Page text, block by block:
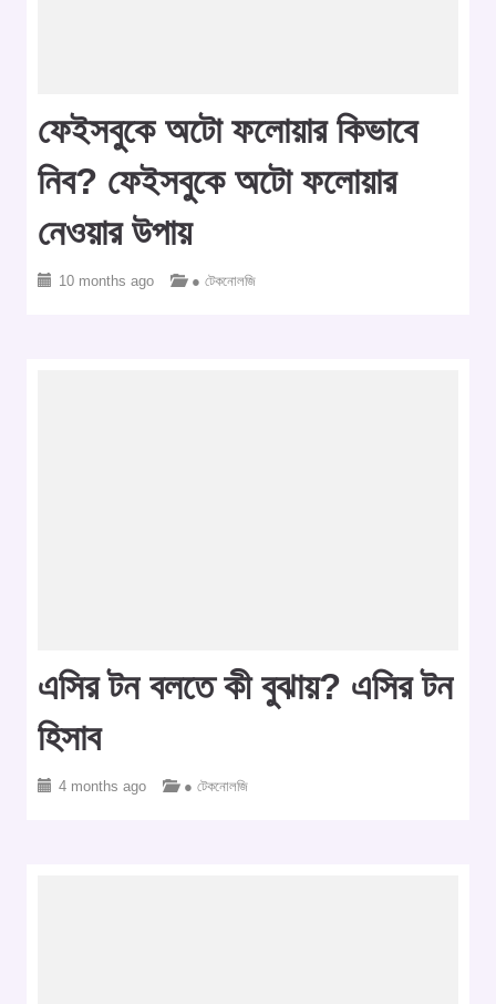
ফেইসবুকে অটো ফলোয়ার কিভাবে
নিব? ফেইসবুকে অটো ফলোয়ার
নেওয়ার উপায়
10 months ago ● টেকনোলজি
এসির টন বলতে কী বুঝায়? এসির টন
হিসাব
4 months ago ● টেকনোলজি